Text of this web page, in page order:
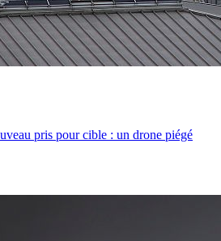
pris pour cible : un drone piégé